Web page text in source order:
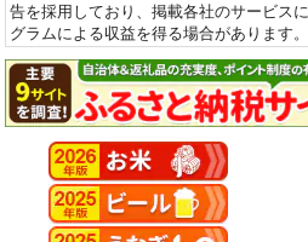
告を採用しており、掲載各社のサービス
グラムによる収益を得る場合があります。